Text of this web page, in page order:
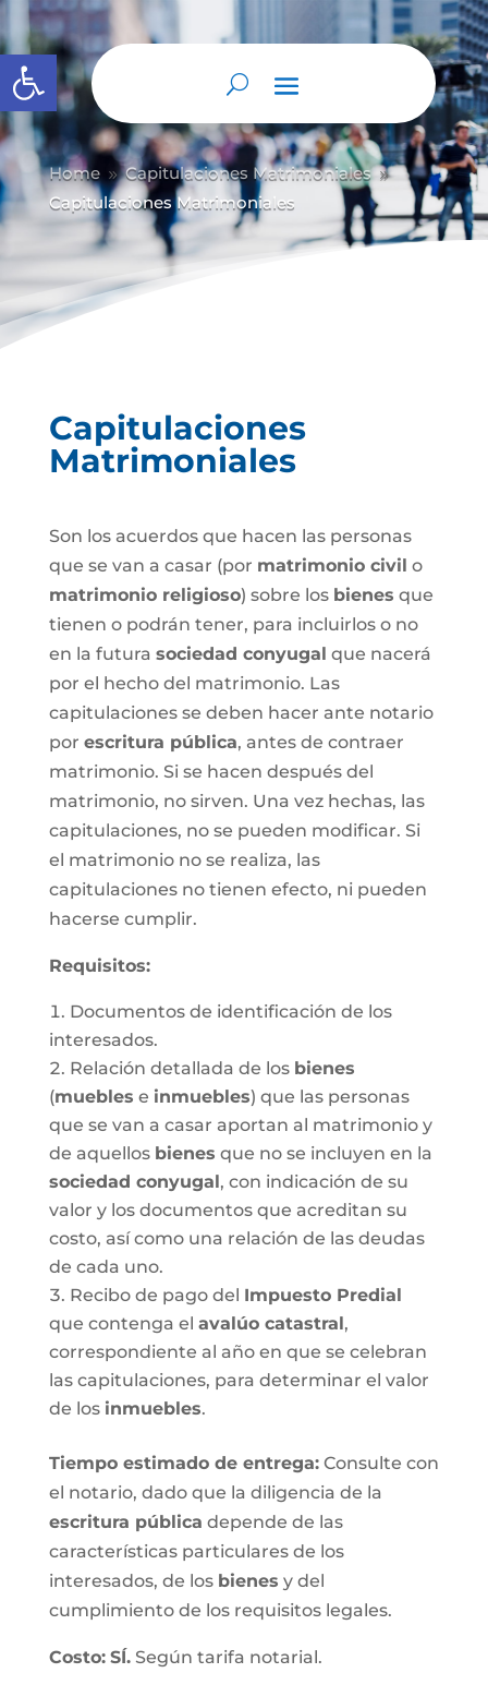
Abrir barra de herramientas
Home 9 Capitulaciones Matrimoniales 9
Capitulaciones Matrimoniales
Capitulaciones
Matrimoniales
Son los acuerdos que hacen las personas
que se van a casar (por matrimonio civil o
matrimonio religioso) sobre los bienes que
tienen o podrán tener, para incluirlos o no
en la futura sociedad conyugal que nacerá
por el hecho del matrimonio. Las
capitulaciones se deben hacer ante notario
por escritura pública, antes de contraer
matrimonio. Si se hacen después del
matrimonio, no sirven. Una vez hechas, las
capitulaciones, no se pueden modificar. Si
el matrimonio no se realiza, las
capitulaciones no tienen efecto, ni pueden
hacerse cumplir.
Requisitos:
Documentos de identificación de los
interesados.
Relación detallada de los bienes
(muebles e inmuebles) que las personas
que se van a casar aportan al matrimonio y
de aquellos bienes que no se incluyen en la
sociedad conyugal, con indicación de su
valor y los documentos que acreditan su
costo, así como una relación de las deudas
de cada uno.
Recibo de pago del Impuesto Predial
que contenga el avalúo catastral,
correspondiente al año en que se celebran
las capitulaciones, para determinar el valor
de los inmuebles.
Tiempo estimado de entrega:Consulte con
el notario, dado que la diligencia de la
escritura pública depende de las
características particulares de los
interesados, de los bienes y del
cumplimiento de los requisitos legales.
Costo: SÍ.Según tarifa notarial.